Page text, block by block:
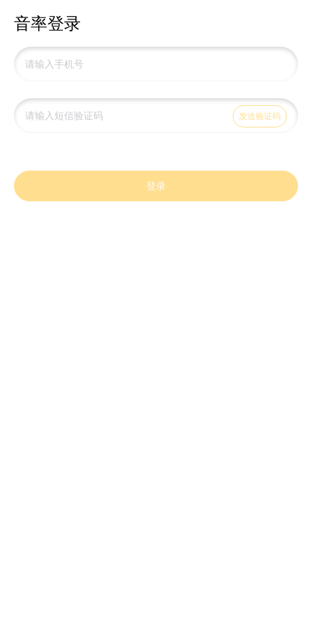
音率登录
发送验证码
登录